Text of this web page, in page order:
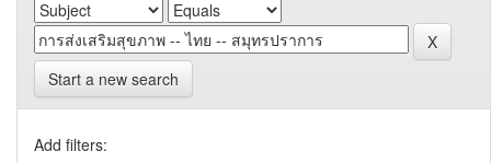
Start a new search
Add filters: